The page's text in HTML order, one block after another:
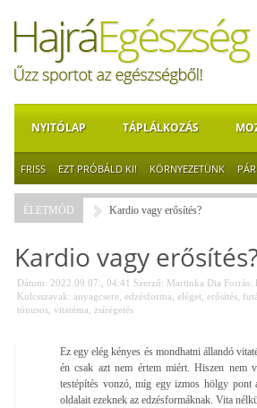
NYITÓLAP TÁPLÁLKOZÁS
FRISS EZT PRÓBÁLD KI! KÖRNYEZETÜNK
ÉLETMÓD Kardio vagy erősítés?
Kardio vagy
Dátum: 2022.09.07., 04:41 Szerző: Martinka Dia Forrás:
Kulcsszavak: anyagcsere edzésforma eléget erősítés
tónusos vitatéma zsírégetés
Ez egy elég kényes és mondhatni állandó
én csak azt nem értem miért. Hiszen nem
testépítés vonzó, míg egy izmos hölgy pont
oldalait ezeknek az edzésformáknak. Vita